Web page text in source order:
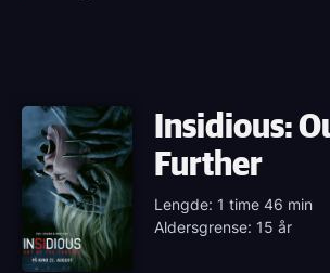
Insidious:
Further
Lengde: 1 time 46 min
Aldersgrense: 15 år